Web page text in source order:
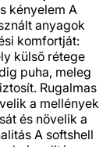
kényelem A
anyagok
komfortját:
külső rétege
puha, meleg
Rugalmas
a mellények
és növelik a
A softshell